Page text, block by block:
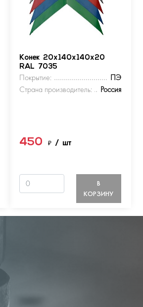
Конек 20х140х140х20
RAL 7035
Покрытие:
ПЭ
Страна производитель:
Россия
450 ₽ / шт
В
КОРЗИНУ